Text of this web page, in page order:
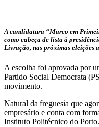
A candidatura “Marco em
como cabeça de lista à
Livração, nas próximas eleições
A escolha foi aprovada por
Partido Social Democrata
movimento.
Natural da freguesia que
empresário e conta com
Instituto Politécnico do Porto.